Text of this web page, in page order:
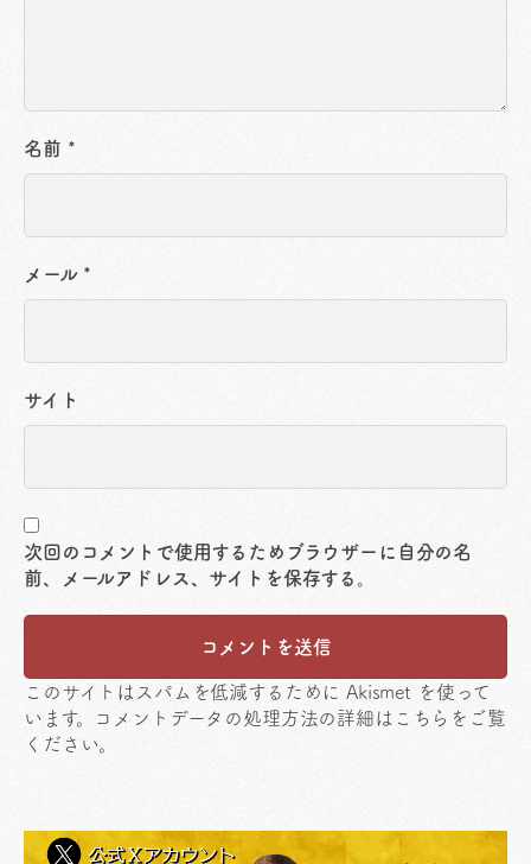
名前 *
メール *
サイト
次回のコメントで使用するためブラウザーに自分の名
前、メールアドレス、サイトを保存する。
このサイトはスパムを低減するために Akismet を使って
います。
コメントデータの処理方法の詳細はこちらをご覧
ください。